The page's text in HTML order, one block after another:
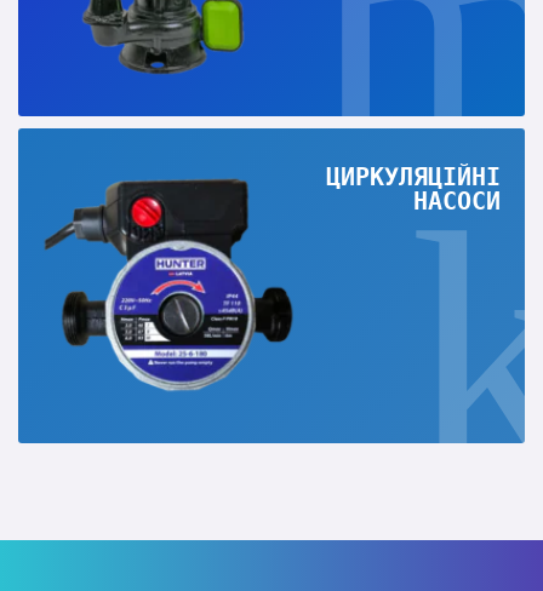
ЦИРКУЛЯЦІЙНІ
НАСОСИ